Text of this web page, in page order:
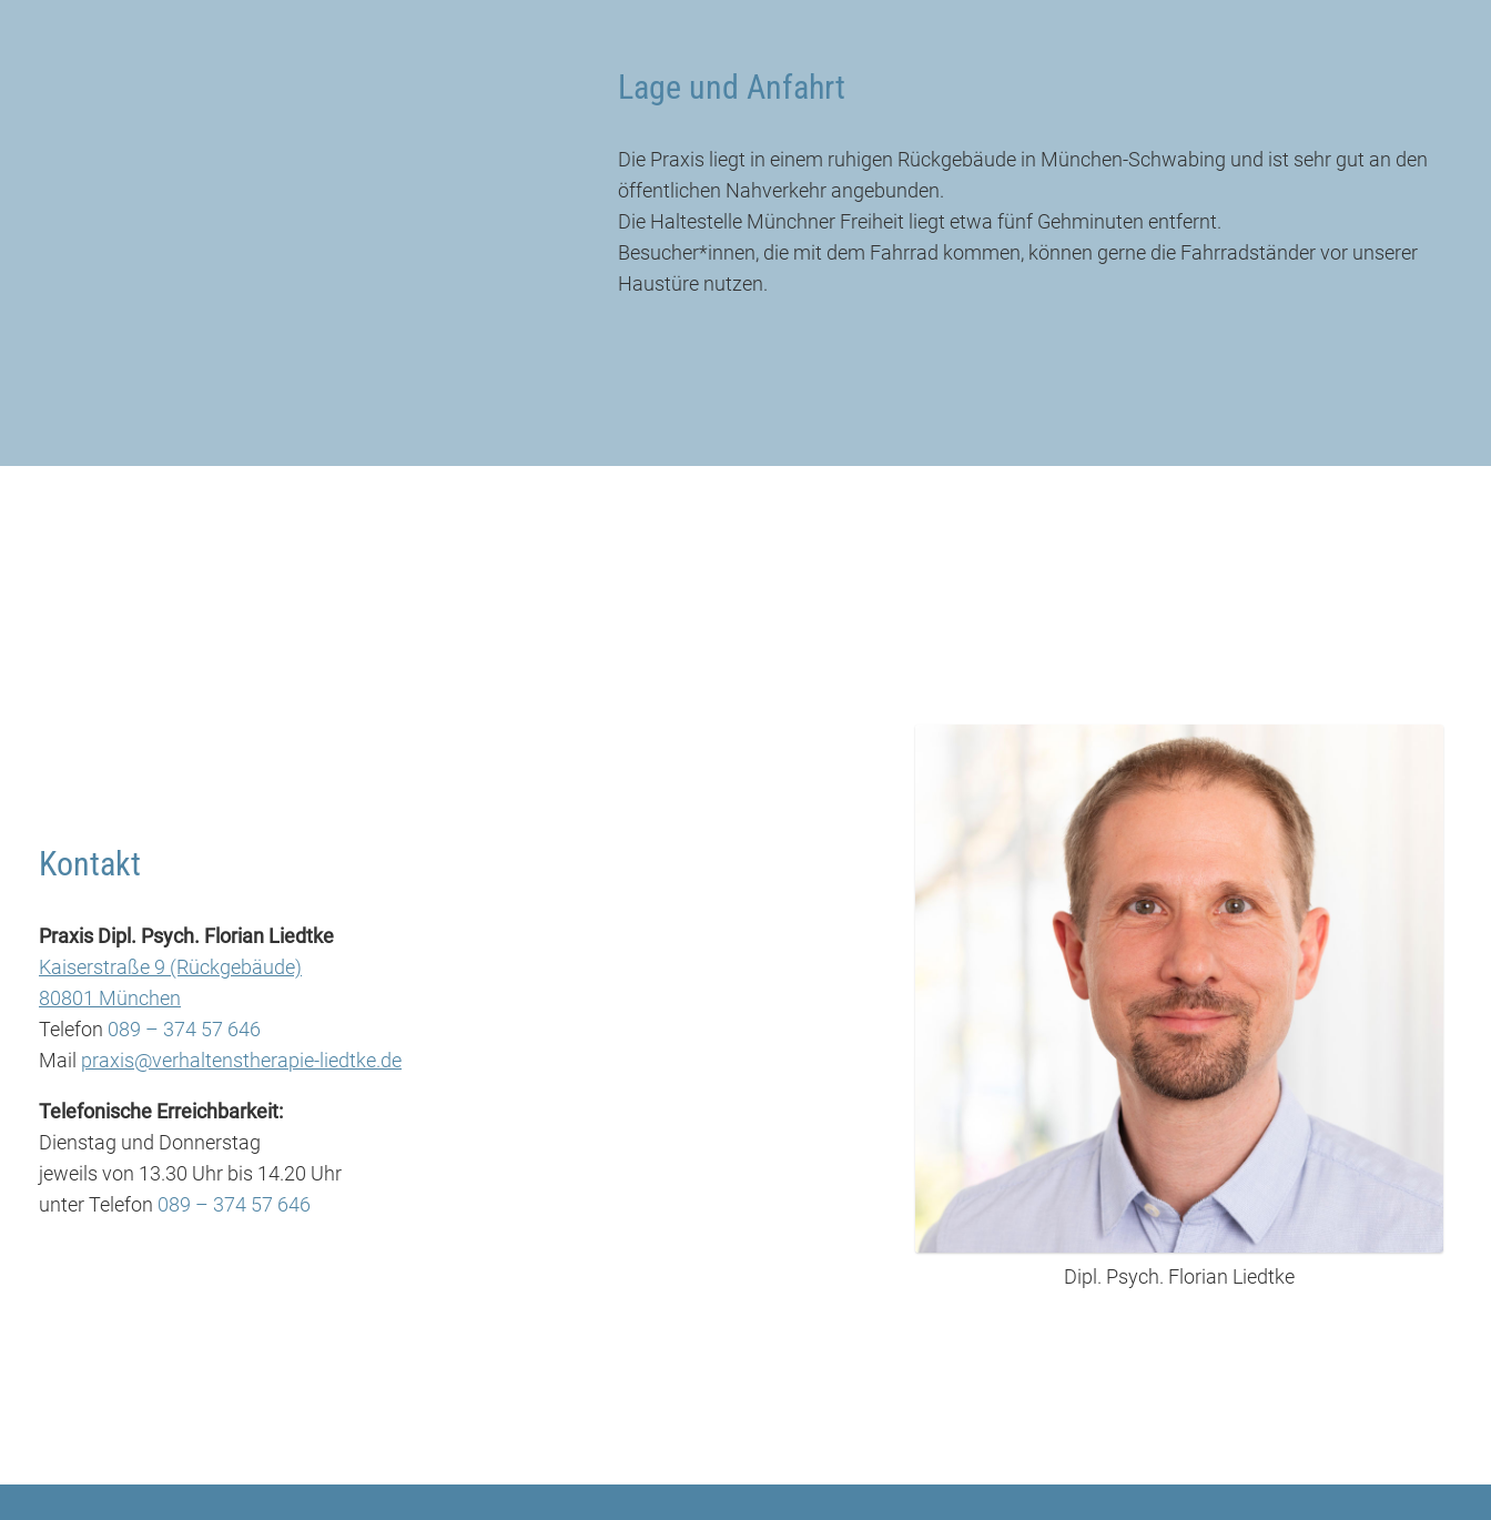
Lage und Anfahrt
Die Praxis liegt in einem ruhigen Rückgebäude in München-Schwabing und ist sehr gut an den
öffentlichen Nahverkehr angebunden.
Die Haltestelle Münchner Freiheit liegt etwa fünf Gehminuten entfernt.
Besucher*innen, die mit dem Fahrrad kommen, können gerne die Fahrradständer vor unserer
Haustüre nutzen.
Kontakt
Praxis Dipl. Psych. Florian Liedtke
Kaiserstraße 9 (Rückgebäude)
80801 München
Telefon 089 – 374 57 646
Mail praxis@verhaltenstherapie-liedtke.de
Telefonische Erreichbarkeit:
Dienstag und Donnerstag
jeweils von 13.30 Uhr bis 14.20 Uhr
unter Telefon 089 – 374 57 646
Dipl. Psych. Florian Liedtke